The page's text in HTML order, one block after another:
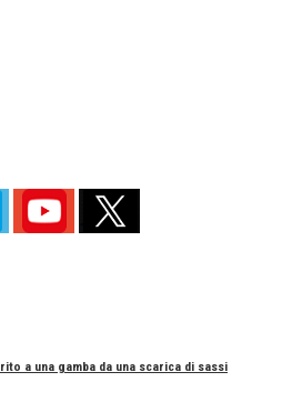
a una gamba da una scarica di sassi